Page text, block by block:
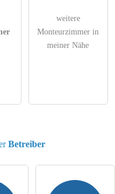
Fragen sindfür alle
weitere
Monteurzimmer in
meiner Nähe
Betreiber